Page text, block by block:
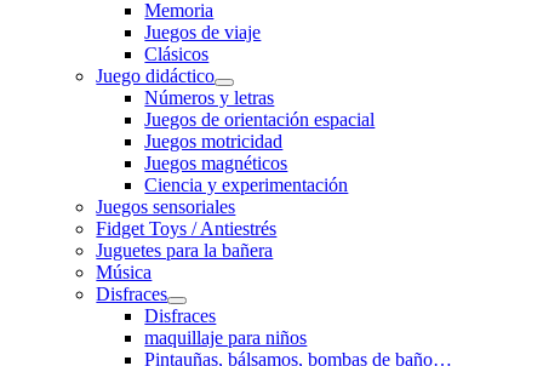
Memoria
Juegos de viaje
Clásicos
Juego didáctico
Números y letras
Juegos de orientación espacial
Juegos motricidad
Juegos magnéticos
Ciencia y experimentación
Juegos sensoriales
Fidget Toys / Antiestrés
Juguetes para la bañera
Música
Disfraces
Disfraces
maquillaje para niños
Pintauñas, bálsamos, bombas de baño…